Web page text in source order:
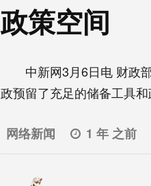
政策空间
中新网3月6日电 财政部
政预留了充足的储备工具
网络新闻 1 年 之前